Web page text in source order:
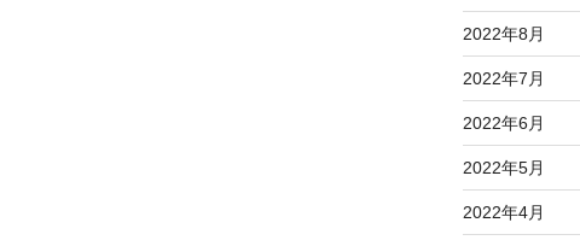
2022年8月
2022年7月
2022年6月
2022年5月
2022年4月